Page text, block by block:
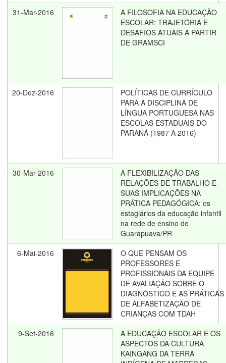
31-Mar-2016
A FILOSOFIA NA EDUCAÇÃO
ESCOLAR: TRAJETÓRIA E
DESAFIOS ATUAIS A PARTIR
DE GRAMSCI
20-Dez-2016
POLÍTICAS DE CURRÍCULO
PARA A DISCIPLINA DE
LÍNGUA PORTUGUESA NAS
ESCOLAS ESTADUAIS DO
PARANÁ (1987 A 2016)
30-Mar-2016
A FLEXIBILIZAÇÃO DAS
RELAÇÕES DE TRABALHO E
SUAS IMPLICAÇÕES NA
PRÁTICA PEDAGÓGICA: os
estagiários da educação infantil
na rede de ensino de
Guarapuava/PR
6-Mai-2016
O QUE PENSAM OS
PROFESSORES E
PROFISSIONAIS DA EQUIPE
DE AVALIAÇÃO SOBRE O
DIAGNÓSTICO E AS PRÁTICAS
DE ALFABETIZAÇÃO DE
CRIANÇAS COM TDAH
9-Set-2016
A EDUCAÇÃO ESCOLAR E OS
ASPECTOS DA CULTURA
KAINGANG DA TERRA